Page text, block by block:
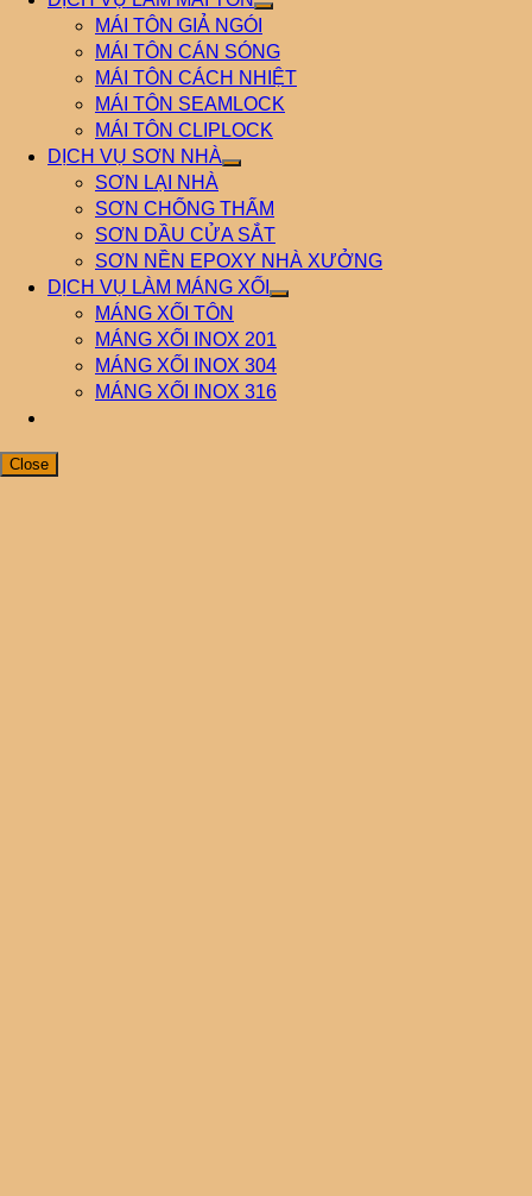
MÁI TÔN GIẢ NGÓI
MÁI TÔN CÁN SÓNG
MÁI TÔN CÁCH NHIỆT
MÁI TÔN SEAMLOCK
MÁI TÔN CLIPLOCK
DỊCH VỤ SƠN NHÀ
SƠN LẠI NHÀ
SƠN CHỐNG THẤM
SƠN DẦU CỬA SẮT
SƠN NỀN EPOXY NHÀ XƯỞNG
DỊCH VỤ LÀM MÁNG XỐI
MÁNG XỐI TÔN
MÁNG XỐI INOX 201
MÁNG XỐI INOX 304
MÁNG XỐI INOX 316
Close